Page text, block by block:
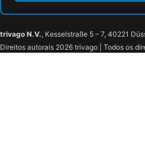
trivago N.V., Kesselstraße 5 – 7, 40221
Direitos autorais 2026 trivago | Todos os